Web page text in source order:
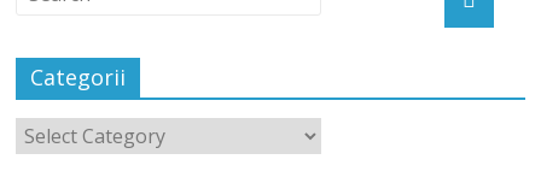
Categorii